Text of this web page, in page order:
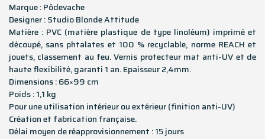
Marque : Pôdevache
Designer : Studio Blonde Attitude
Matière : PVC (matière plastique de type linoléum) imprimé et
découpé, sans phtalates et 100 % recyclable, norme REACH et
jouets, classement au feu. Vernis protecteur mat anti-UV et de
haute flexibilité, garanti 1 an. Epaisseur 2,4mm.
Dimensions : 66×99 cm
Poids : 1,1 kg
Pour une utilisation intérieur ou extérieur (finition anti-UV)
Création et fabrication française.
Délai moyen de réapprovisionnement : 15 jours